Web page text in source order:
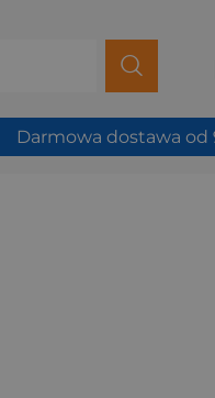
Darmowa dostawa od